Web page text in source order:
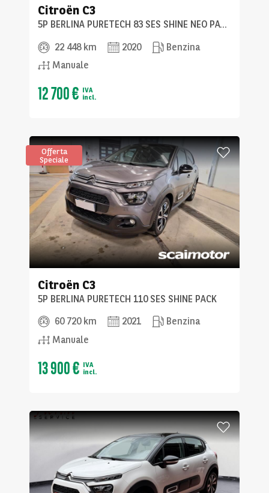
Citroën C3
5P BERLINA PURETECH 83 SES SHINE NEO PATENTATI
22 448 km
2020
Benzina
Manuale
12 700 € IVA
incl.
Offerta
Speciale
Citroën C3
5P BERLINA PURETECH 110 SES SHINE PACK
60 720 km
2021
Benzina
Manuale
13 900 € IVA
incl.